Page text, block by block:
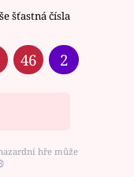
šťastná čísla
46 2
hře může